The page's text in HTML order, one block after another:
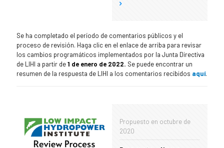
Se ha completado el período de comentarios públicos y el
proceso de revisión. Haga clic en el enlace de arriba para revisar
los cambios programáticos implementados por la Junta Directiva
de LIHI a partir de1 de enero de 2022. Se puede encontrar un
resumen de la respuesta de LIHI a los comentarios recibidos aquí.
Propuesto en octubre de
2020